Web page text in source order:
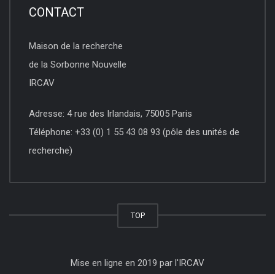
CONTACT
Maison de la recherche
de la Sorbonne Nouvelle
IRCAV
Adresse: 4 rue des Irlandais, 75005 Paris
Téléphone: +33 (0) 1 55 43 08 93 (pôle des unités de
recherche)
TOP
Mise en ligne en 2019 par l'IRCAV